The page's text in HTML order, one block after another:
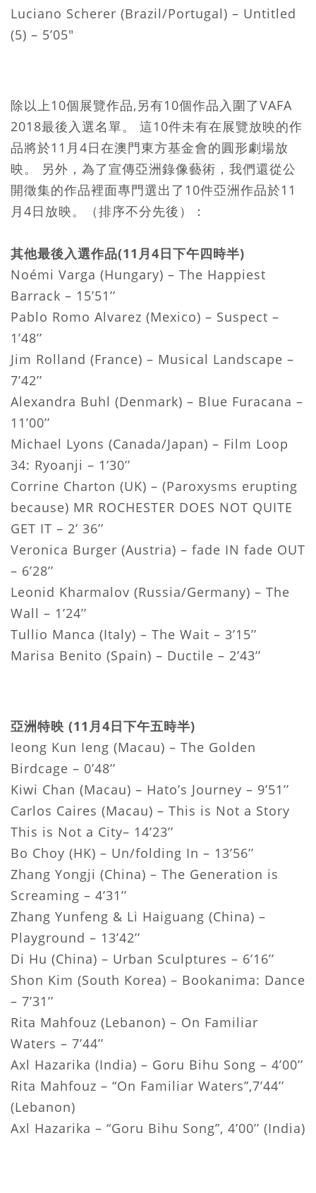
Luciano Scherer (Brazil/Portugal) – Untitled
(5) – 5’05"
除以上10個展覽作品,另有10個作品入圍了VAFA
2018最後入選名單。 這10件未有在展覽放映的作
品將於11月4日在澳門東方基金會的圓形劇場放
映。 另外，為了宣傳亞洲錄像藝術，我們還從公
開徵集的作品裡面專門選出了10件亞洲作品於11
月4日放映。（排序不分先後）：
其他最後入選作品(11月4日下午四時半)
Noémi Varga (Hungary) – The Happiest
Barrack – 15’51’’
Pablo Romo Alvarez (Mexico) – Suspect –
1’48’’
Jim Rolland (France) – Musical Landscape –
7’42’’
Alexandra Buhl (Denmark) – Blue Furacana –
11’00’’
Michael Lyons (Canada/Japan) – Film Loop
34: Ryoanji – 1’30’’
Corrine Charton (UK) – (Paroxysms erupting
because) MR ROCHESTER DOES NOT QUITE
GET IT – 2’ 36’’
Veronica Burger (Austria) – fade IN fade OUT
– 6’28’’
Leonid Kharmalov (Russia/Germany) – The
Wall – 1’24’’
Tullio Manca (Italy) – The Wait – 3’15’’
Marisa Benito (Spain) – Ductile – 2’43’’
亞洲特映 (11月4日下午五時半)
Ieong Kun Ieng (Macau) – The Golden
Birdcage – 0’48’’
Kiwi Chan (Macau) – Hato’s Journey – 9’51’’
Carlos Caires (Macau) – This is Not a Story
This is Not a City– 14’23’’
Bo Choy (HK) – Un/folding In – 13’56’’
Zhang Yongji (China) – The Generation is
Screaming – 4’31’’
Zhang Yunfeng & Li Haiguang (China) –
Playground – 13’42’’
Di Hu (China) – Urban Sculptures – 6’16’’
Shon Kim (South Korea) – Bookanima: Dance
– 7’31’’
Rita Mahfouz (Lebanon) – On Familiar
Waters – 7’44’’
Axl Hazarika (India) – Goru Bihu Song – 4’00’’
Rita Mahfouz – “On Familiar Waters”,7’44’’
(Lebanon)
Axl Hazarika – “Goru Bihu Song”, 4’00’’ (India)